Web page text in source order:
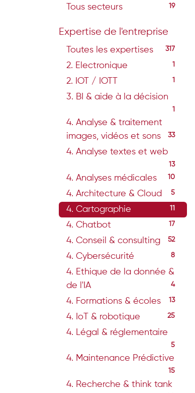
Tous secteurs 19
Expertise de l'entreprise
Toutes les expertises 317
2. Electronique 1
2. IOT / IOTT 1
3. BI & aide à la décision
1
4. Analyse & traitement
images, vidéos et sons
33
4. Analyse textes et web
13
4. Analyses médicales 10
4. Architecture & Cloud 5
4. Cartographie 11
4. Chatbot 17
4. Conseil & consulting 52
4. Cybersécurité 8
4. Ethique de la donnée &
de l'IA
4
4. Formations & écoles 13
4. IoT & robotique 25
4. Légal & réglementaire
5
4. Maintenance Prédictive
15
4. Recherche & think tank